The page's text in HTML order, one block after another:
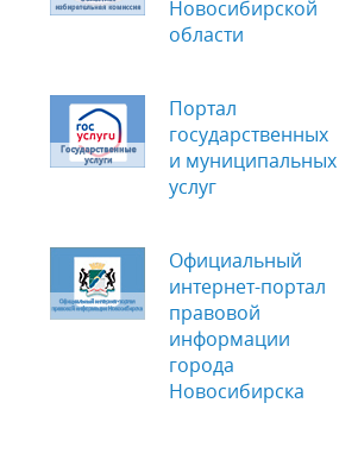
Новосибирской
области
Портал
государственных
и муниципальных
услуг
Официальный
интернет-портал
правовой
информации
города
Новосибирска